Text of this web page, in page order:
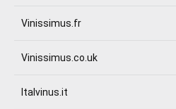
Vinissimus.fr
Vinissimus.co.uk
Italvinus.it